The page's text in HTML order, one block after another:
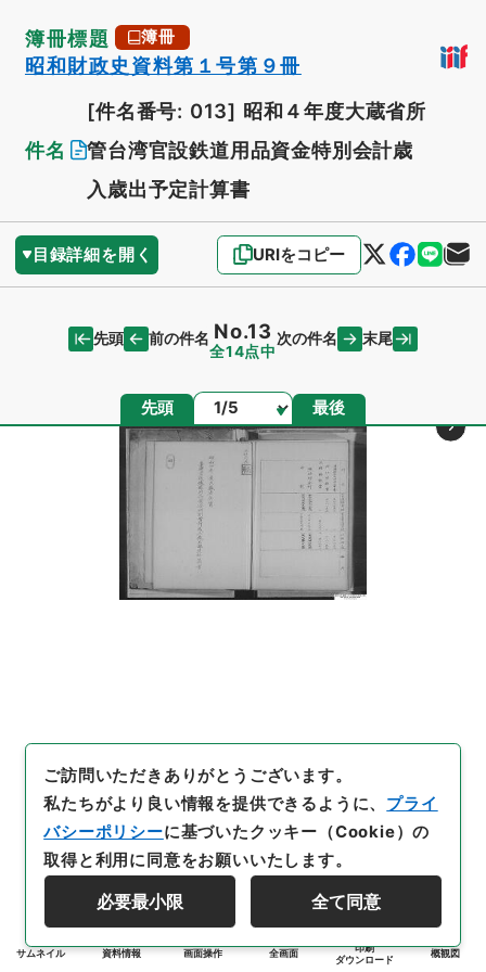
簿冊標題 簿冊
昭和財政史資料第１号第９冊
件名
[件名番号: 013] 昭和４年度大蔵省所
管台湾官設鉄道用品資金特別会計歳
入歳出予定計算書
目録詳細を開く URIをコピー
先頭 前の件名 No.13
全14点中
次の件名 末尾
先頭 ページ 最後
サムネイル 資料情報 画面操作 全画面
印刷
ダウンロード
概観図
ご訪問いただきありがとうございます。
私たちがより良い情報を提供できるように、 プライ
バシーポリシーに基づいたクッキー（Cookie）の
取得と利用に同意をお願いいたします。
必要最小限 全て同意